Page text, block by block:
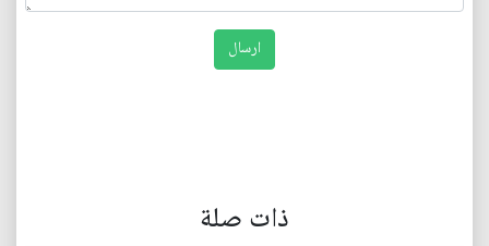
ذات صلة